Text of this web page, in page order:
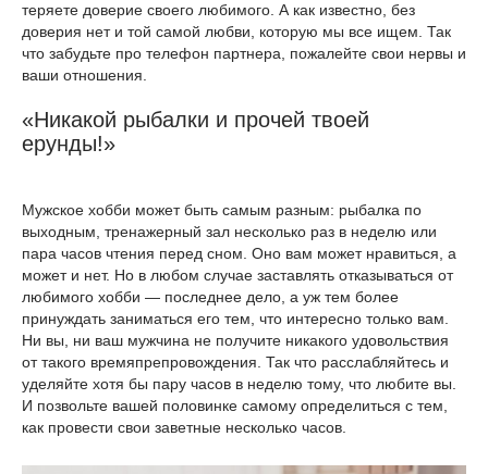
теряете доверие своего любимого. А как известно, без
доверия нет и той самой любви, которую мы все ищем. Так
что забудьте про телефон партнера, пожалейте свои нервы и
ваши отношения.
«Никакой рыбалки и прочей твоей
ерунды!»
Мужское хобби может быть самым разным: рыбалка по
выходным, тренажерный зал несколько раз в неделю или
пара часов чтения перед сном. Оно вам может нравиться, а
может и нет. Но в любом случае заставлять отказываться от
любимого хобби — последнее дело, а уж тем более
принуждать заниматься его тем, что интересно только вам.
Ни вы, ни ваш мужчина не получите никакого удовольствия
от такого времяпрепровождения. Так что расслабляйтесь и
уделяйте хотя бы пару часов в неделю тому, что любите вы.
И позвольте вашей половинке самому определиться с тем,
как провести свои заветные несколько часов.